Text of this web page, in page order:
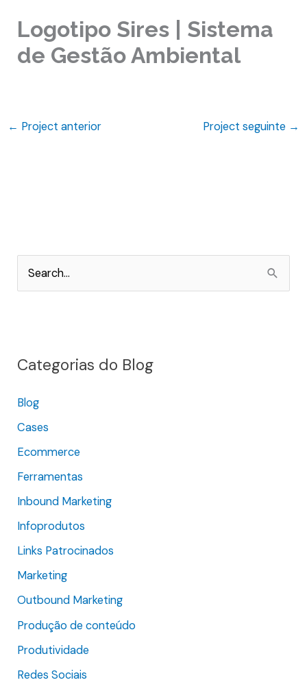
Logotipo Sires | Sistema
de Gestão Ambiental
← Project anterior Project seguinte →
u
s
a
r
p
o
Categorias do Blog
Blog
Cases
Ecommerce
Ferramentas
Inbound Marketing
Infoprodutos
Links Patrocinados
Marketing
Outbound Marketing
Produção de conteúdo
Produtividade
Redes Sociais